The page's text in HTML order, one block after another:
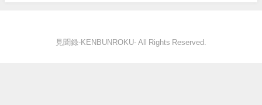
見聞録‐KENBUNROKU- All Rights Reserved.